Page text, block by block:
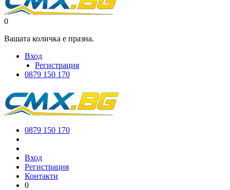
0
Вашата количка е празна.
Вход
Регистрация
0879 150 170
0879 150 170
Вход
Регистрация
Контакти
0